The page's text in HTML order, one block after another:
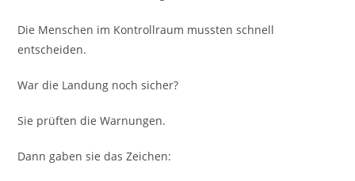
Die Menschen im Kontrollraum mussten schnell
entscheiden.
War die Landung noch sicher?
Sie prüften die Warnungen.
Dann gaben sie das Zeichen: